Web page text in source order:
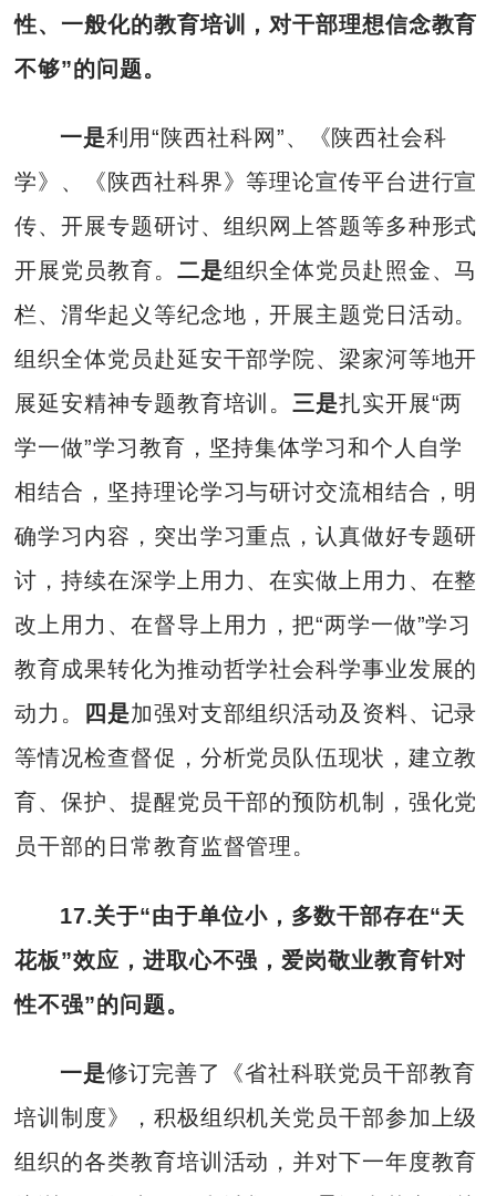
性、一般化的教育培训，对干部理想信念教育
不够”的问题。
一是利用“陕西社科网”、《陕西社会科
学》、《陕西社科界》等理论宣传平台进行宣
传、开展专题研讨、组织网上答题等多种形式
开展党员教育。 二是组织全体党员赴照金、马
栏、渭华起义等纪念地，开展主题党日活动。
组织全体党员赴延安干部学院、梁家河等地开
展延安精神专题教育培训。三是扎实开展“两
学一做”学习教育，坚持集体学习和个人自学
相结合，坚持理论学习与研讨交流相结合，明
确学习内容，突出学习重点，认真做好专题研
讨，持续在深学上用力、在实做上用力、在整
改上用力、在督导上用力，把“两学一做”学习
教育成果转化为推动哲学社会科学事业发展的
动力。
四是加强对支部组织活动及资料、记录
等情况检查督促，分析党员队伍现状，建立教
育、保护、提醒党员干部的预防机制，强化党
员干部的日常教育监督管理。
17.关于“由于单位小，多数干部存在“天
花板”效应，进取心不强，爱岗敬业教育针对
性不强”的问题。
一是修订完善了《省社科联党员干部教育
培训制度》，积极组织机关党员干部参加上级
组织的各类教育培训活动，并对下一年度教育